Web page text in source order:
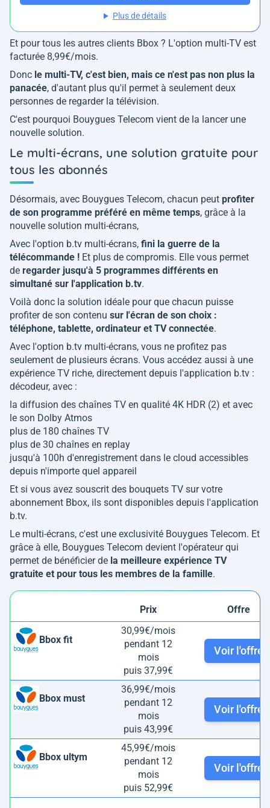
Plus de détails
Et pour tous les autres clients Bbox ? L'option multi-TV est
facturée 8,99€/mois.
Donc le multi-TV, c'est bien, mais ce n'est pas non plus la
panacée, d'autant plus qu'il permet à seulement deux
personnes de regarder la télévision.
C'est pourquoi Bouygues Telecom vient de la lancer une
nouvelle solution.
Le multi-écrans, une solution gratuite pour
tous les abonnés
Désormais, avec Bouygues Telecom, chacun peut profiter
de son programme préféré en même temps, grâce à la
nouvelle solution multi-écrans,
Avec l'option b.tv multi-écrans, fini la guerre de la
télécommande ! Et plus de compromis. Elle vous permet
de regarder jusqu'à 5 programmes différents en
simultané sur l'application b.tv.
Voilà donc la solution idéale pour que chacun puisse
profiter de son contenu sur l'écran de son choix :
téléphone, tablette, ordinateur et TV connectée.
Avec l'option b.tv multi-écrans, vous ne profitez pas
seulement de plusieurs écrans. Vous accédez aussi à une
expérience TV riche, directement depuis l'application b.tv :
décodeur, avec :
la diffusion des chaînes TV en qualité 4K HDR (2) et avec
le son Dolby Atmos
plus de 180 chaînes TV
plus de 30 chaînes en replay
jusqu'à 100h d'enregistrement dans le cloud accessibles
depuis n'importe quel appareil
Et si vous avez souscrit des bouquets TV sur votre
abonnement Bbox, ils sont disponibles depuis l'application
b.tv.
Le multi-écrans, c'est une exclusivité Bouygues Telecom. Et
grâce à elle, Bouygues Telecom devient l'opérateur qui
permet de bénéficier de la meilleure expérience TV
gratuite et pour tous les membres de la famille.
Prix Offre
Bbox fit
30,99€/mois
pendant 12
mois
puis 37,99€
Voir l'offre
Bbox must
36,99€/mois
pendant 12
mois
puis 43,99€
Voir l'offre
Bbox ultym
45,99€/mois
pendant 12
mois
puis 52,99€
Voir l'offre